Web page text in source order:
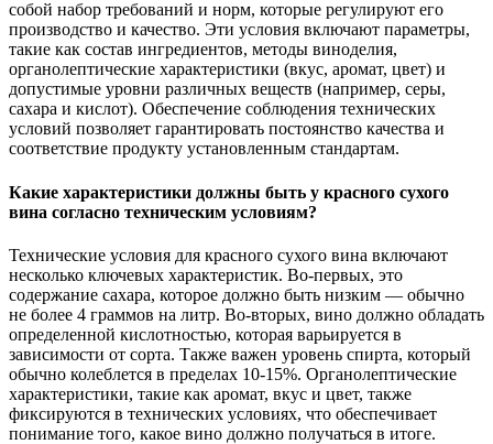
собой набор требований и норм, которые регулируют его
производство и качество. Эти условия включают параметры,
такие как состав ингредиентов, методы виноделия,
органолептические характеристики (вкус, аромат, цвет) и
допустимые уровни различных веществ (например, серы,
сахара и кислот). Обеспечение соблюдения технических
условий позволяет гарантировать постоянство качества и
соответствие продукту установленным стандартам.
Какие характеристики должны быть у красного сухого
вина согласно техническим условиям?
Технические условия для красного сухого вина включают
несколько ключевых характеристик. Во-первых, это
содержание сахара, которое должно быть низким — обычно
не более 4 граммов на литр. Во-вторых, вино должно обладать
определенной кислотностью, которая варьируется в
зависимости от сорта. Также важен уровень спирта, который
обычно колеблется в пределах 10-15%. Органолептические
характеристики, такие как аромат, вкус и цвет, также
фиксируются в технических условиях, что обеспечивает
понимание того, какое вино должно получаться в итоге.